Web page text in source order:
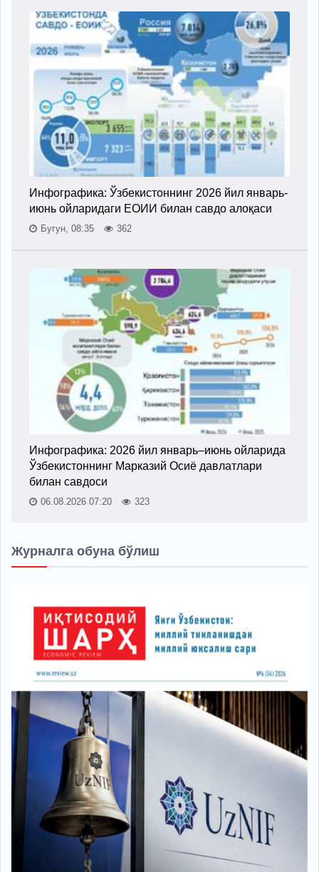
Инфографика: Ўзбекистоннинг 2026 йил январь-
июнь ойларидаги ЕОИИ билан савдо алоқаси
Бугун, 08:35 362
Инфографика: 2026 йил январь–июнь ойларида
Ўзбекистоннинг Марказий Осиё давлатлари
билан савдоси
06.08.2026 07:20 323
Журналга обуна бўлиш